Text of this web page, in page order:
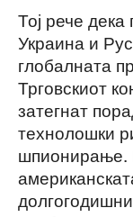
Тој рече
Украина и
глобалната
Трговскиот
затегнат
технолошки
шпионирање.